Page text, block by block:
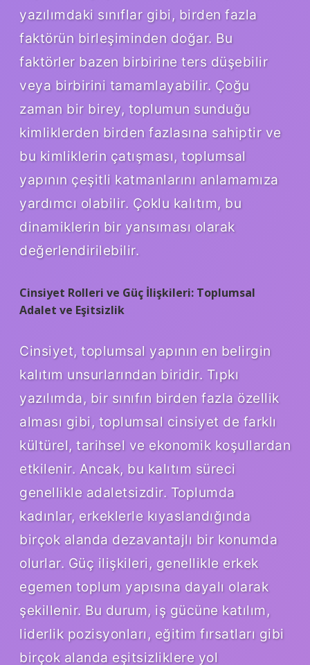
yazılımdaki sınıflar gibi, birden fazla
faktörün birleşiminden doğar. Bu
faktörler bazen birbirine ters düşebilir
veya birbirini tamamlayabilir. Çoğu
zaman bir birey, toplumun sunduğu
kimliklerden birden fazlasına sahiptir ve
bu kimliklerin çatışması, toplumsal
yapının çeşitli katmanlarını anlamamıza
yardımcı olabilir. Çoklu kalıtım, bu
dinamiklerin bir yansıması olarak
değerlendirilebilir.
Cinsiyet Rolleri ve Güç İlişkileri: Toplumsal
Adalet ve Eşitsizlik
Cinsiyet, toplumsal yapının en belirgin
kalıtım unsurlarından biridir. Tıpkı
yazılımda, bir sınıfın birden fazla özellik
alması gibi, toplumsal cinsiyet de farklı
kültürel, tarihsel ve ekonomik koşullardan
etkilenir. Ancak, bu kalıtım süreci
genellikle adaletsizdir. Toplumda
kadınlar, erkeklerle kıyaslandığında
birçok alanda dezavantajlı bir konumda
olurlar. Güç ilişkileri, genellikle erkek
egemen toplum yapısına dayalı olarak
şekillenir. Bu durum, iş gücüne katılım,
liderlik pozisyonları, eğitim fırsatları gibi
birçok alanda eşitsizliklere yol